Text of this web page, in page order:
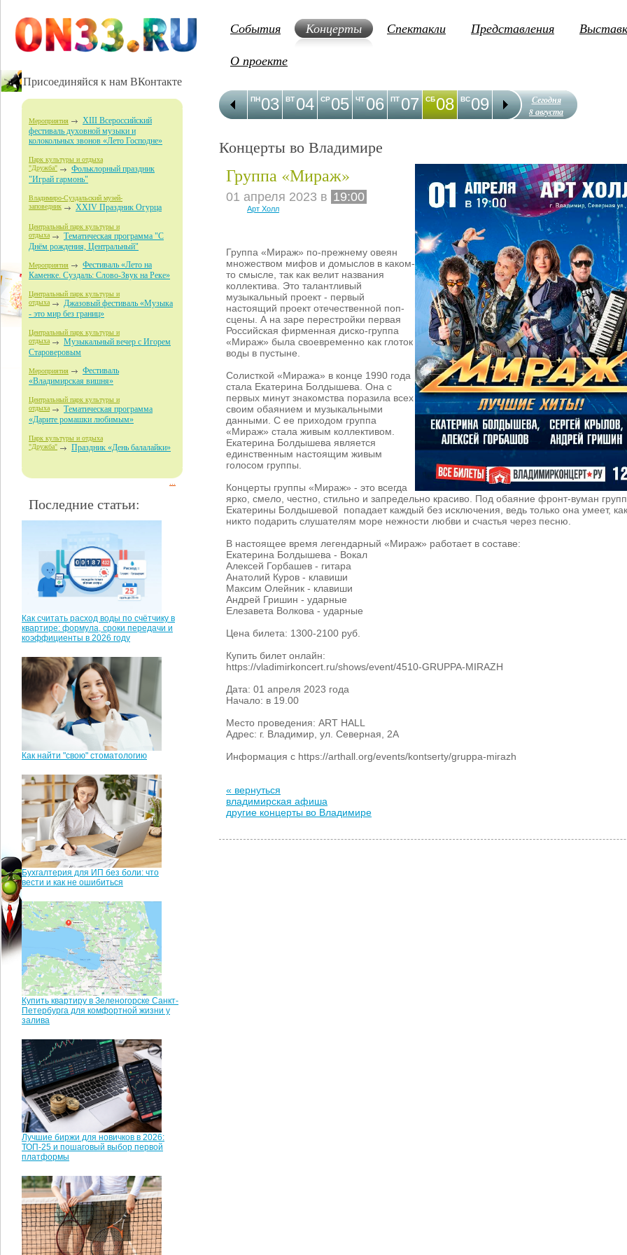
Присоединяйся к нам ВКонтакте
Мероприятия
XIII Всероссийский
фестиваль духовной музыки и
колокольных звонов «Лето Господне»
Парк культуры и отдыха
"Дружба"
Фольклорный праздник
"Играй гармонь"
Владимиро-Суздальский музей-
заповедник XXIV Праздник Огурца
Центральный парк культуры и
отдыха
Тематическая программа "С
Днём рождения, Центральный"
Мероприятия
Фестиваль «Лето на
Каменке. Суздаль: Слово-Звук на Реке»
Центральный парк культуры и
отдыха
Джазовый фестиваль «Музыка
- это мир без границ»
Центральный парк культуры и
отдыха
Музыкальный вечер с Игорем
Староверовым
Мероприятия
Фестиваль
«Владимирская вишня»
Центральный парк культуры и
отдыха
Тематическая программа
«Дарите ромашки любимым»
Парк культуры и отдыха
"Дружба" Праздник «День балалайки»
Последние статьи:
Как считать расход воды по счётчику в
квартире: формула, сроки передачи и
коэффициенты в 2026 году
Как найти "свою" стоматологию
Бухгалтерия для ИП без боли: что
вести и как не ошибиться
Купить квартиру в Зеленогорске Санкт-
Петербурга для комфортной жизни у
залива
Лучшие биржи для новичков в 2026:
ТОП-25 и пошаговый выбор первой
платформы
События Концерты Спектакли Представления
О проекте
03
ПН 04
ВТ 05
СР 06
ЧТ 07
ПТ 08
СБ 09
ВС 10
ПН 11
ВТ 12
СР
Сегодня
8 августа
Концерты во Владимире
Группа «Мираж»
01 апреля 2023 в 19:00
Арт Холл
Группа «Мираж» по-прежнему овеян
множеством мифов и домыслов в каком-
то смысле, так как велит названия
коллектива. Это талантливый
музыкальный проект - первый
настоящий проект отечественной поп-
сцены. А на заре перестройки первая
Российская фирменная диско-группа
«Мираж» была своевременно как глоток
воды в пустыне.
Солисткой «Миража» в конце 1990 года
стала Екатерина Болдышева. Она с
первых минут знакомства поразила всех
своим обаянием и музыкальными
данными. С ее приходом группа
«Мираж» стала живым коллективом.
Екатерина Болдышева является
единственным настоящим живым
голосом группы.
Концерты группы «Мираж» - это всегда
ярко, смело, честно, стильно и запредельно красиво. Под обаяние фронт-вуман
Екатерины Болдышевой попадает каждый без исключения, ведь только она умеет, как
никто подарить слушателям море нежности любви и счастья через песню.
В настоящее время легендарный «Мираж» работает в составе:
Екатерина Болдышева - Вокал
Алексей Горбашев - гитара
Анатолий Куров - клавиши
Максим Олейник - клавиши
Андрей Гришин - ударные
Елезавета Волкова - ударные
Цена билета: 1300-2100 руб.
Купить билет онлайн:
https://vladimirkoncert.ru/shows/event/4510-GRUPPA-MIRAZH
Дата: 01 апреля 2023 года
Начало: в 19.00
Место проведения: ART HALL
Адрес: г. Владимир, ул. Северная, 2А
Информация с https://arthall.org/events/kontserty/gruppa-mirazh
« вернуться
владимирская афиша
другие концерты во Владимире